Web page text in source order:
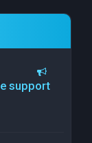
support